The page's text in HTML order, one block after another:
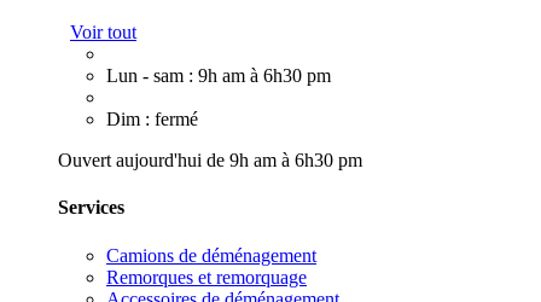
Voir tout
Lun - sam : 9h am à 6h30 pm
Dim : fermé
Ouvert aujourd'hui de 9h am à 6h30 pm
Services
Camions de déménagement
Remorques et remorquage